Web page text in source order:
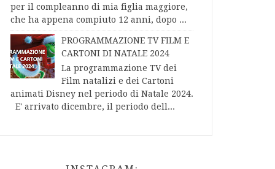
per il compleanno di mia figlia maggiore,
che ha appena compiuto 12 anni, dopo ...
PROGRAMMAZIONE TV FILM E
CARTONI DI NATALE 2024
La programmazione TV dei
Film natalizi e dei Cartoni
animati Disney nel periodo di Natale 2024.
E' arrivato dicembre, il periodo dell...